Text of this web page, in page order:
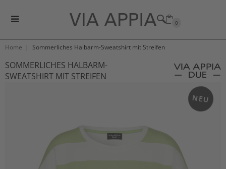
0
Home Sommerliches Halbarm-Sweatshirt mit Streifen
SOMMERLICHES HALBARM-
SWEATSHIRT MIT STREIFEN
NEU